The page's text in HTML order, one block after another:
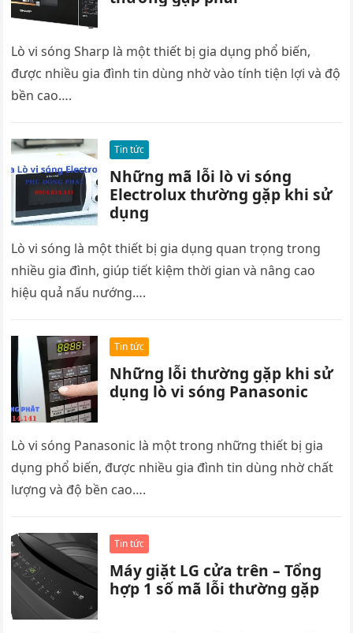
Lò vi sóng Sharp là một thiết bị gia dụng phổ biến,
được nhiều gia đình tin dùng nhờ vào tính tiện lợi và độ
bền cao….
Tin tức
Những mã lỗi lò vi sóng
Electrolux thường gặp khi sử
dụng
Lò vi sóng là một thiết bị gia dụng quan trọng trong
nhiều gia đình, giúp tiết kiệm thời gian và nâng cao
hiệu quả nấu nướng….
Tin tức
Những lỗi thường gặp khi sử
dụng lò vi sóng Panasonic
Lò vi sóng Panasonic là một trong những thiết bị gia
dụng phổ biến, được nhiều gia đình tin dùng nhờ chất
lượng và độ bền cao….
Tin tức
Máy giặt LG cửa trên – Tổng
hợp 1 số mã lỗi thường gặp